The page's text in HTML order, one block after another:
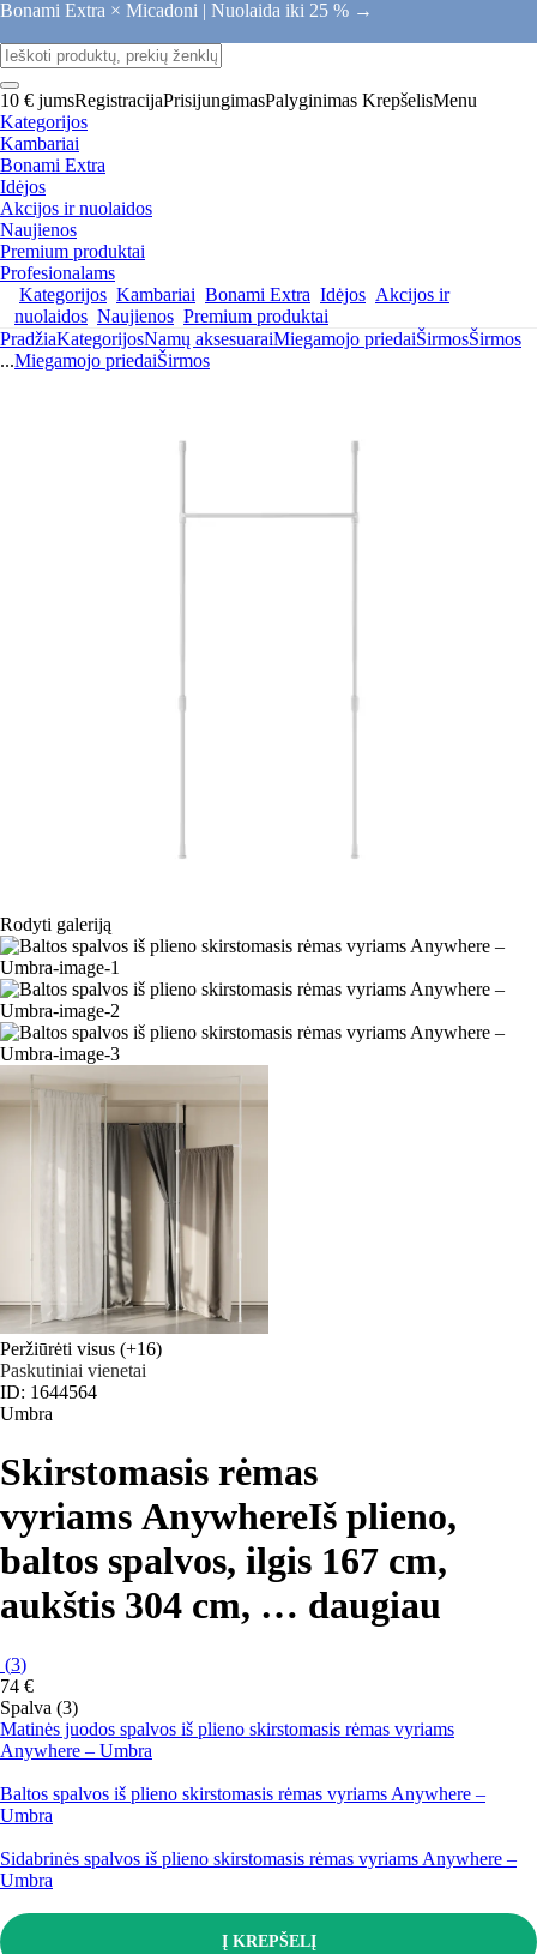
Bonami Extra × Micadoni | Nuolaida iki 25 % →
10 € jumsRegistracijaPrisijungimasPalyginimas KrepšelisMenu
Kategorijos
Kambariai
Bonami Extra
Idėjos
Akcijos ir nuolaidos
Naujienos
Premium produktai
Profesionalams
Kategorijos Kambariai Bonami Extra Idėjos Akcijos ir
nuolaidos Naujienos Premium produktai
PradžiaKategorijosNamų aksesuaraiMiegamojo priedaiŠirmosŠirmos
...Miegamojo priedaiŠirmos
Rodyti galeriją
Peržiūrėti visus (+16)
Paskutiniai vienetai
ID: 1644564
Umbra
Skirstomasis rėmas
vyriams AnywhereIš plieno,
baltos spalvos, ilgis 167 cm,
aukštis 304 cm, … daugiau
(3)
74 €
Spalva (3)
Matinės juodos spalvos iš plieno skirstomasis rėmas vyriams
Anywhere – Umbra
Baltos spalvos iš plieno skirstomasis rėmas vyriams Anywhere –
Umbra
Sidabrinės spalvos iš plieno skirstomasis rėmas vyriams Anywhere –
Umbra
Į KREPŠELĮ